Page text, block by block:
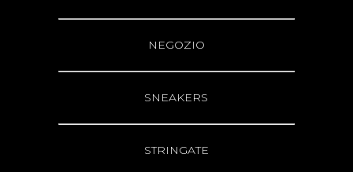
NEGOZIO
SNEAKERS
STRINGATE